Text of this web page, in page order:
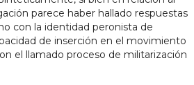
parece haber hallado respuestas
con la identidad peronista de
de inserción en el movimiento
el llamado proceso de militarización